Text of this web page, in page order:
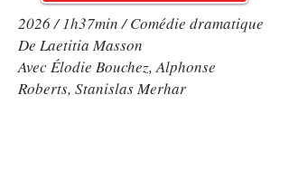
2026 / 1h37min / Comédie dramatique
De Laetitia Masson
Avec Élodie Bouchez, Alphonse
Roberts, Stanislas Merhar